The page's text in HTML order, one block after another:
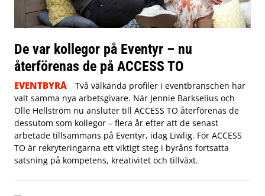
De var kollegor på Eventyr – nu
återförenas de på ACCESS TO
EVENTBYRÅ
Två välkända profiler i eventbranschen har
valt samma nya arbetsgivare. När Jennie Barkselius och
Olle Hellström nu ansluter till ACCESS TO återförenas de
dessutom som kollegor – flera år efter att de senast
arbetade tillsammans på Eventyr, idag Liwlig. För ACCESS
TO är rekryteringarna ett viktigt steg i byråns fortsatta
satsning på kompetens, kreativitet och tillväxt.